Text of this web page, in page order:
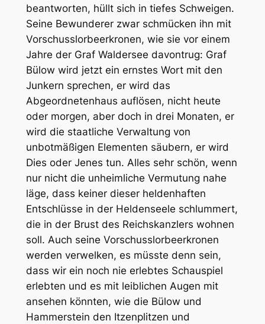
beantworten, hüllt sich in tiefes Schweigen.
Seine Bewunderer zwar schmücken ihn mit
Vorschusslorbeerkronen, wie sie vor einem
Jahre der Graf Waldersee davontrug: Graf
Bülow wird jetzt ein ernstes Wort mit den
Junkern sprechen, er wird das
Abgeordnetenhaus auflösen, nicht heute
oder morgen, aber doch in drei Monaten, er
wird die staatliche Verwaltung von
unbotmäßigen Elementen säubern, er wird
Dies oder Jenes tun. Alles sehr schön, wenn
nur nicht die unheimliche Vermutung nahe
läge, dass keiner dieser heldenhaften
Entschlüsse in der Heldenseele schlummert,
die in der Brust des Reichskanzlers wohnen
soll. Auch seine Vorschusslorbeerkronen
werden verwelken, es müsste denn sein,
dass wir ein noch nie erlebtes Schauspiel
erlebten und es mit leiblichen Augen mit
ansehen könnten, wie die Bülow und
Hammerstein den Itzenplitzen und